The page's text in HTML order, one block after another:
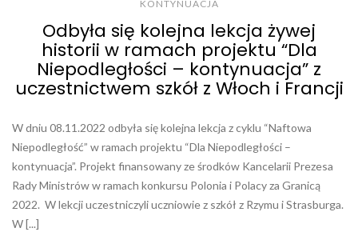
KONTYNUACJA
Odbyła się kolejna lekcja żywej
historii w ramach projektu “Dla
Niepodległości – kontynuacja” z
uczestnictwem szkół z Włoch i Francji
W dniu 08.11.2022 odbyła się kolejna lekcja z cyklu “Naftowa
Niepodległość” w ramach projektu “Dla Niepodległości –
kontynuacja”. Projekt finansowany ze środków Kancelarii Prezesa
Rady Ministrów w ramach konkursu Polonia i Polacy za Granicą
2022. W lekcji uczestniczyli uczniowie z szkół z Rzymu i Strasburga.
W [...]